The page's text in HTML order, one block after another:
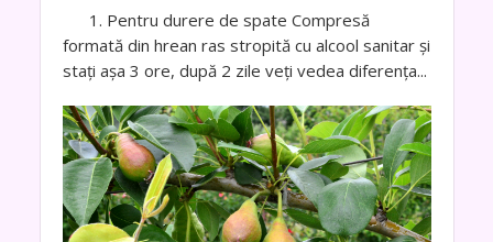
1. Pentru durere de spate Compresă
formată din hrean ras stropită cu alcool sanitar şi
stați aşa 3 ore, după 2 zile veți vedea diferența...